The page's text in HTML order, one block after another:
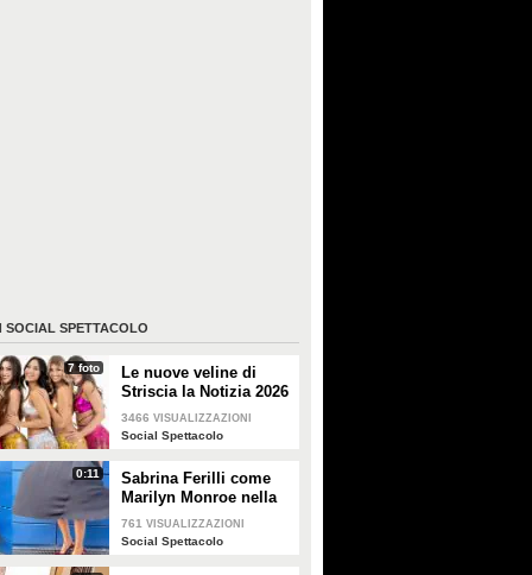
SOCIAL SPETTACOLO
7 foto
Le nuove veline di
Striscia la Notizia 2026
3466 VISUALIZZAZIONI
Social Spettacolo
0:11
Sabrina Ferilli come
Marilyn Monroe nella
celebra scena della
gonna
761 VISUALIZZAZIONI
Social Spettacolo